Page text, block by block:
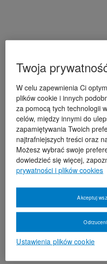
Twoja
W celu zapewnienia Ci
plików cookie i innych
za pomocą tych technologii
celów, między innymi do
zapamiętywania Twoich
najtrafniejszych treści oraz
Możesz wybrać swoje
dowiedzieć się więcej,
prywatności i plików cookies
Ustawienia plików cookie
Akceptuj